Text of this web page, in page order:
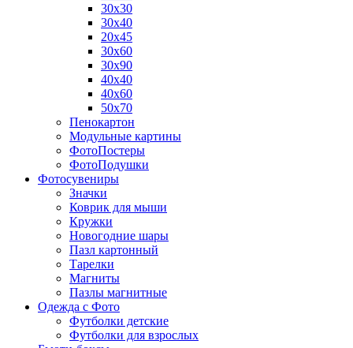
30х30
30х40
20х45
30х60
30х90
40х40
40х60
50х70
Пенокартон
Модульные картины
ФотоПостеры
ФотоПодушки
Фотоcувениры
Значки
Коврик для мыши
Кружки
Новогодние шары
Пазл картонный
Тарелки
Магниты
Пазлы магнитные
Одежда с Фото
Футболки детские
Футболки для взрослых